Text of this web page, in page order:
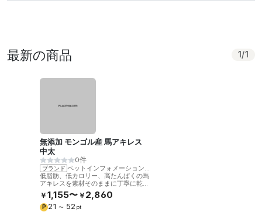
最新の商品 1 /1
無添加 モンゴル産 馬アキレス
中太
0件
ブランド
低脂肪、低カロリー、高たんぱくの馬
アキレスを素材そのままに丁寧に乾燥
させました。噛むことで歯の健康をサ
ポート。
￥ 1,155〜 ￥ 2,860
P 21 〜 52 pt